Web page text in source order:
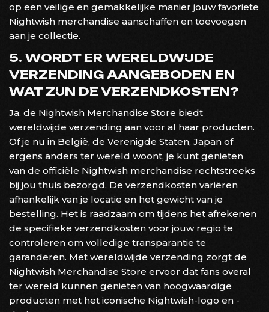
op een veilige en gemakkelijke manier jouw favoriete
Nightwish merchandise aanschaffen en toevoegen
aan je collectie.
5. WORDT ER WERELDWIJDE
VERZENDING AANGEBODEN EN
WAT ZIJN DE VERZENDKOSTEN?
Ja, de Nightwish Merchandise Store biedt
wereldwijde verzending aan voor al haar producten.
Of je nu in België, de Verenigde Staten, Japan of
ergens anders ter wereld woont, je kunt genieten
van de officiële Nightwish merchandise rechtstreeks
bij jou thuis bezorgd. De verzendkosten variëren
afhankelijk van je locatie en het gewicht van je
bestelling. Het is raadzaam om tijdens het afrekenen
de specifieke verzendkosten voor jouw regio te
controleren om volledige transparantie te
garanderen. Met wereldwijde verzending zorgt de
Nightwish Merchandise Store ervoor dat fans overal
ter wereld kunnen genieten van hoogwaardige
producten met het iconische Nightwish-logo en -